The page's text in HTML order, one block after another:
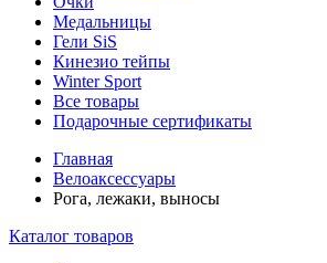
Медальницы
Гели SiS
Кинезио тейпы
Winter Sport
Все товары
Подарочные сертификаты
Главная
Велоаксессуары
Рога, лежаки, выносы
Каталог товаров